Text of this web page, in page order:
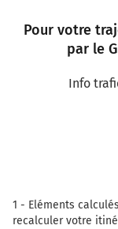
Pour votre
par le
Info
1 - Eléments
recalculer votre